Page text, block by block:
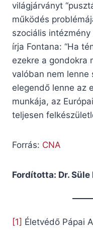
világjárványt
működés
szociális
írja Fontana: “Ha
ezekre a gondokra
valóban nem lenne
elegendő lenne az
munkája, az
teljesen
Forrás: CNA
Fordította: Dr. Süle
[1] Életvédő Pápai